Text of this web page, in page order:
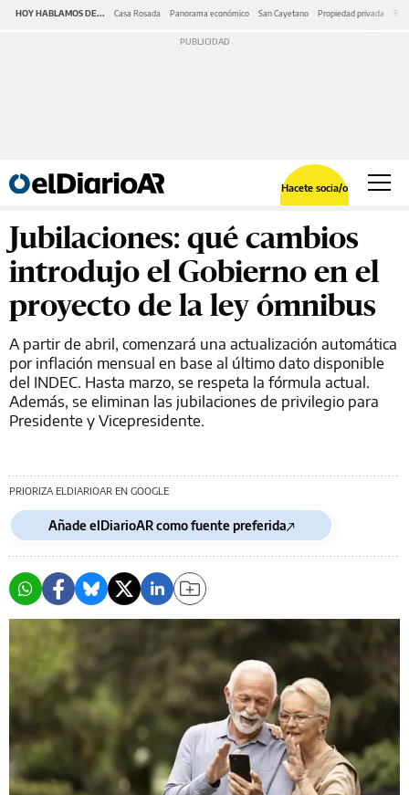
HOY HABLAMOS DE... Casa Rosada Panorama económico San Cayetano Propiedad privada
Hacete socia/o
Jubilaciones: qué cambios
introdujo el Gobierno en el
proyecto de la ley ómnibus
A partir de abril, comenzará una actualización automática
por inflación mensual en base al último dato disponible
del INDEC. Hasta marzo, se respeta la fórmula actual.
Además, se eliminan las jubilaciones de privilegio para
Presidente y Vicepresidente.
PRIORIZA ELDIARIOAR EN GOOGLE
Añade elDiarioAR como fuente preferida